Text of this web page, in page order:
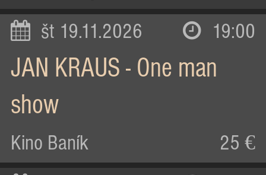
št 19.11.2026 19:00
JAN KRAUS - One man
show
Kino Baník 25 €